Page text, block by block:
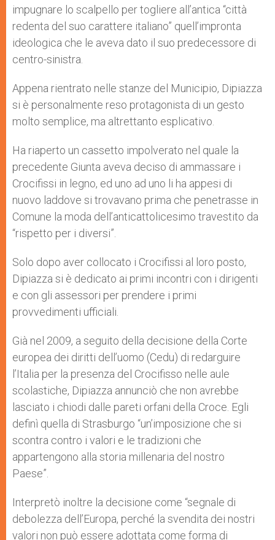
impugnare lo scalpello per togliere all’antica “città
redenta del suo carattere italiano” quell’impronta
ideologica che le aveva dato il suo predecessore di
centro-sinistra.
Appena rientrato nelle stanze del Municipio, Dipiazza
si è personalmente reso protagonista di un gesto
molto semplice, ma altrettanto esplicativo.
Ha riaperto un cassetto impolverato nel quale la
precedente Giunta aveva deciso di ammassare i
Crocifissi in legno, ed uno ad uno li ha appesi di
nuovo laddove si trovavano prima che penetrasse in
Comune la moda dell’anticattolicesimo travestito da
“rispetto per i diversi”.
Solo dopo aver collocato i Crocifissi al loro posto,
Dipiazza si è dedicato ai primi incontri con i dirigenti
e con gli assessori per prendere i primi
provvedimenti ufficiali.
Già nel 2009, a seguito della decisione della Corte
europea dei diritti dell’uomo (Cedu) di redarguire
l’Italia per la presenza del Crocifisso nelle aule
scolastiche, Dipiazza annunciò che non avrebbe
lasciato i chiodi dalle pareti orfani della Croce. Egli
definì quella di Strasburgo “un’imposizione che si
scontra contro i valori e le tradizioni che
appartengono alla storia millenaria del nostro
Paese”.
Interpretò inoltre la decisione come “segnale di
debolezza dell’Europa, perché la svendita dei nostri
valori non può essere adottata come forma di